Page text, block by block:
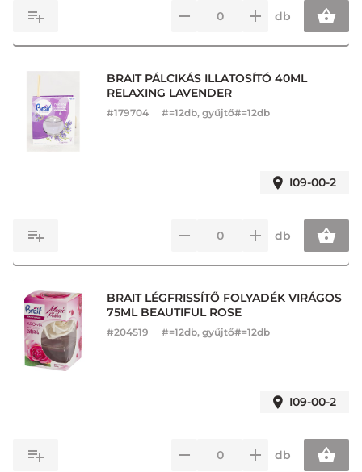
db
BRAIT PÁLCIKÁS ILLATOSÍTÓ 40ML
RELAXING LAVENDER
#179704 #=12db, gyűjtő#=12db
I09-00-2
db
BRAIT LÉGFRISSÍTŐ FOLYADÉK VIRÁGOS
75ML BEAUTIFUL ROSE
#204519 #=12db, gyűjtő#=12db
I09-00-2
db